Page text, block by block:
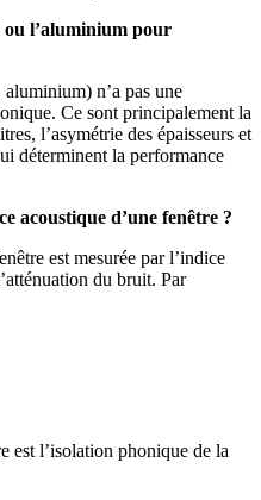
l’aluminium pour
n’a pas une
Ce sont principalement la
l’asymétrie des épaisseurs et
déterminent la performance
acoustique d’une fenêtre ?
est mesurée par l’indice
du bruit. Par
est l’isolation phonique de la